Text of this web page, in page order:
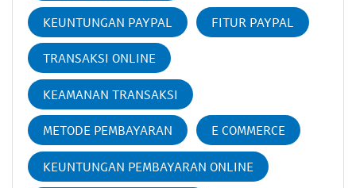
KEUNTUNGAN PAYPAL FITUR PAYPAL
TRANSAKSI ONLINE
KEAMANAN TRANSAKSI
METODE PEMBAYARAN E COMMERCE
KEUNTUNGAN PEMBAYARAN ONLINE